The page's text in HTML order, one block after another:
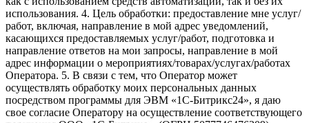
использования. 4. Цель обработки: предоставление мне услуг/
работ, включая, направление в мой адрес уведомлений,
касающихся предоставляемых услуг/работ, подготовка и
направление ответов на мои запросы, направление в мой
адрес информации о мероприятиях/товарах/услугах/работах
Оператора. 5. В связи с тем, что Оператор может
осуществлять обработку моих персональных данных
посредством программы для ЭВМ «1С-Битрикс24», я даю
свое согласие Оператору на осуществление соответствующего